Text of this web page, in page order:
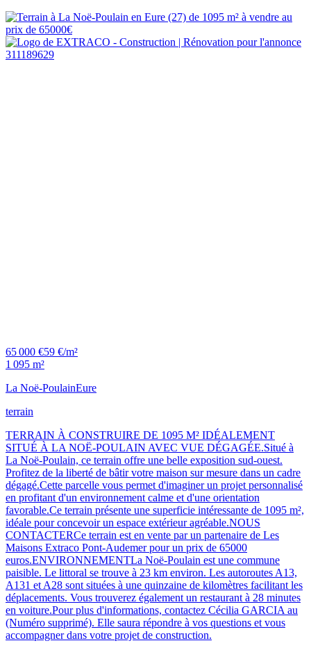
65 000 €59 €/m²
1 095 m²
La Noë-PoulainEure
terrain
TERRAIN À CONSTRUIRE DE 1095 M² IDÉALEMENT
SITUÉ À LA NOË-POULAIN AVEC VUE DÉGAGÉE.Situé à
La Noë-Poulain, ce terrain offre une belle exposition sud-ouest.
Profitez de la liberté de bâtir votre maison sur mesure dans un cadre
dégagé.Cette parcelle vous permet d'imaginer un projet personnalisé
en profitant d'un environnement calme et d'une orientation
favorable.Ce terrain présente une superficie intéressante de 1095 m²,
idéale pour concevoir un espace extérieur agréable.NOUS
CONTACTERCe terrain est en vente par un partenaire de Les
Maisons Extraco Pont-Audemer pour un prix de 65000
euros.ENVIRONNEMENTLa Noë-Poulain est une commune
paisible. Le littoral se trouve à 23 km environ. Les autoroutes A13,
A131 et A28 sont situées à une quinzaine de kilomètres facilitant les
déplacements. Vous trouverez également un restaurant à 28 minutes
en voiture.Pour plus d'informations, contactez Cécilia GARCIA au
(Numéro supprimé). Elle saura répondre à vos questions et vous
accompagner dans votre projet de construction.